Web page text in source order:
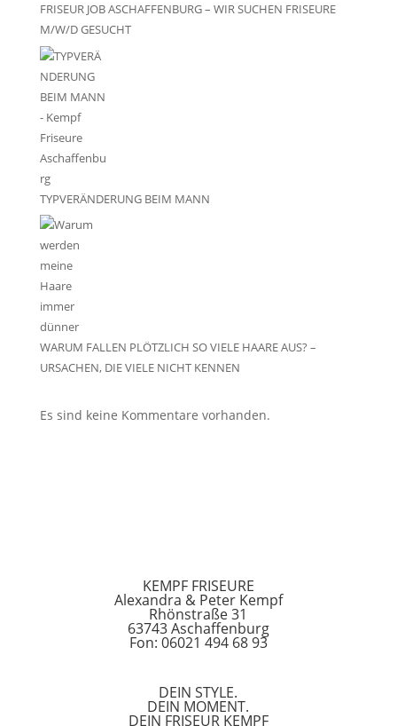
FRISEUR JOB ASCHAFFENBURG – WIR SUCHEN FRISEURE
M/W/D GESUCHT
TYPVERÄNDERUNG BEIM MANN
WARUM FALLEN PLÖTZLICH SO VIELE HAARE AUS? –
URSACHEN, DIE VIELE NICHT KENNEN
Es sind keine Kommentare vorhanden.
KEMPF FRISEURE
Alexandra & Peter Kempf
Rhönstraße 31
63743 Aschaffenburg
Fon: 06021 494 68 93
DEIN STYLE.
DEIN MOMENT.
DEIN FRISEUR KEMPF